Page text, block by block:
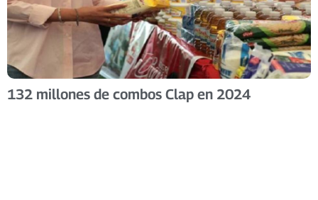
132 millones de combos Clap en 2024